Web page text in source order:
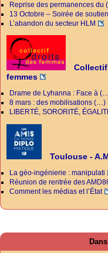
Reprise des permanences du
13 Octobre – Soirée de soutien
L’abandon du secteur HLM
femmes
Drame de Lyhanna : Face à
8 mars : des mobilisations (…)
LIBERTÉ, SORORITÉ,
Toulouse -
La géo-ingénierie : manipulati
Réunion de rentrée des
Comment les médias et l’État